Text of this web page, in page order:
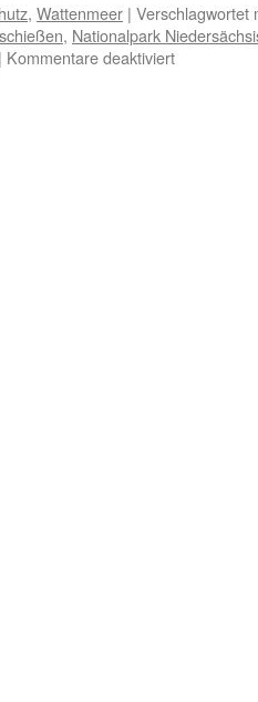
, Wattenmeer | Verschlagwortet
, Nationalpark
| Kommentare deaktiviertfür